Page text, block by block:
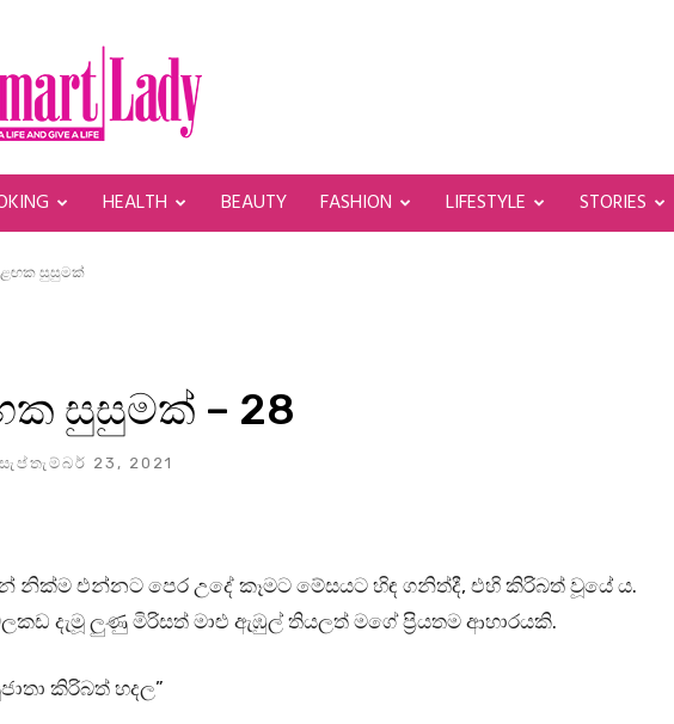
HEALTH BEAUTY FASHION LIFESTYLE STORIES
සුසුමක්
සුසුමක් – 28
සැප්තැම්බර් 23, 2021
නික්ම එන්නට පෙර උදේ කෑමට මේසයට හිඳ ගනිත්දී, එහි කිරිබත් වූයේ ය.
දැමූ ලුණු මිරිසත් මාළු ඇඹුල් තියලත් මගේ ප්‍රියතම ආහාරයකි.
කිරිබත් හදල”